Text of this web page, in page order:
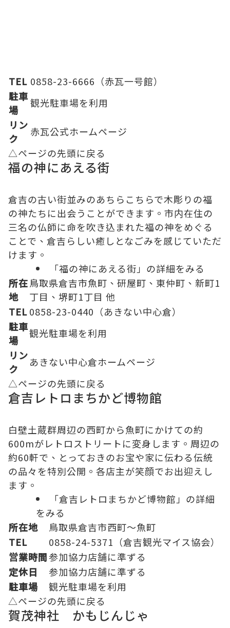
TEL 0858-23-6666（赤瓦一号館）
駐車
場
観光駐車場を利用
リン
ク
赤瓦公式ホームページ
△ページの先頭に戻る
福の神にあえる街
倉吉の古い街並みのあちらこちらで木彫りの福
の神たちに出会うことができます。市内在住の
三名の仏師に命を吹き込まれた福の神をめぐる
ことで、倉吉らしい癒しとなごみを感じていただ
けます。
「福の神にあえる街」の詳細をみる
所在
地
鳥取県倉吉市魚町、研屋町、東仲町、新町1
丁目、堺町1丁目 他
TEL0858-23-0440（あきない中心倉）
駐車
場
観光駐車場を利用
リン
ク
あきない中心倉ホームページ
△ページの先頭に戻る
倉吉レトロまちかど博物館
白壁土蔵群周辺の西町から魚町にかけての約
600mがレトロストリートに変身します。周辺の
約60軒で、とっておきのお宝や家に伝わる伝統
の品々を特別公開。各店主が笑顔でお出迎えし
ます。
「倉吉レトロまちかど博物館」の詳細
をみる
所在地
鳥取県倉吉市西町～魚町
TEL
0858-24-5371（倉吉観光マイス協会）
営業時間参加協力店舗に準ずる
定休日
参加協力店舗に準ずる
駐車場
観光駐車場を利用
△ページの先頭に戻る
賀茂神社 かもじんじゃ